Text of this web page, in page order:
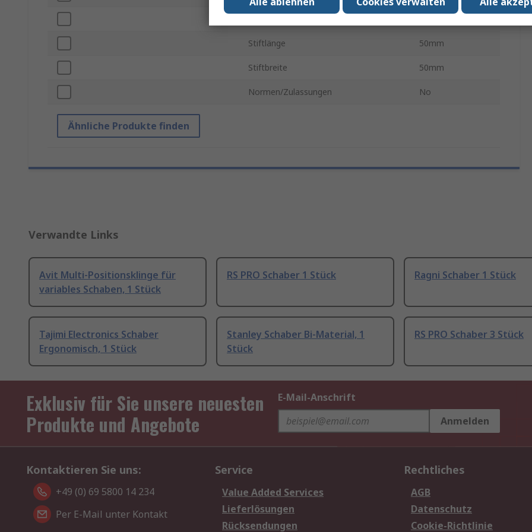
Stiftlänge 50mm
Stiftbreite 50mm
Normen/Zulassungen No
Ähnliche Produkte finden
Verwandte Links
Avit Multi-Positionsklinge für
variables Schaben, 1 Stück
RS PRO Schaber 1 Stück Ragni Schaber 1 Stück
Tajimi Electronics Schaber
Ergonomisch, 1 Stück
Stanley Schaber Bi-Material, 1
Stück
RS PRO Schaber 3 Stück
Exklusiv für Sie unsere neuesten
Produkte und Angebote
E-Mail-Anschrift
Anmelden
Kontaktieren Sie uns:
+49 (0) 69 5800 14 234
Per E-Mail unter Kontakt
Service
Value Added Services
Lieferlösungen
Rücksendungen
Rechtliches
AGB
Datenschutz
Cookie-Richtlinie